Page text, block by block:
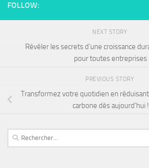
FOLLOW:
NEXT STORY
Révéler les secrets d’une croissance
pour toutes entreprises
PREVIOUS STORY
Transformez votre quotidien en
carbone dès aujourd’hui !